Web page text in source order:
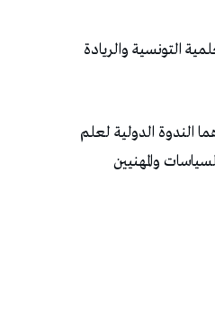
التونسية والريادة
الندوة الدولية لعلم
والمهنيين